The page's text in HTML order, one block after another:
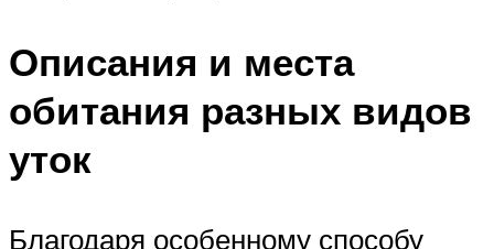
Описания и места
обитания разных видов
уток
Благодаря особенному способу